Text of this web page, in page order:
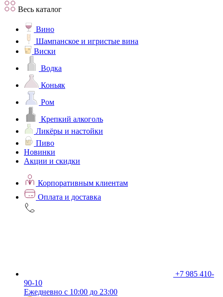
Весь каталог
Вино
Шампанское и игристые вина
Виски
Водка
Коньяк
Ром
Крепкий алкоголь
Ликёры и настойки
Пиво
Новинки
Акции и скидки
Корпоративным клиентам
Оплата и доставка
+7 985 410-
90-10
Ежедневно с 10:00 до 23:00